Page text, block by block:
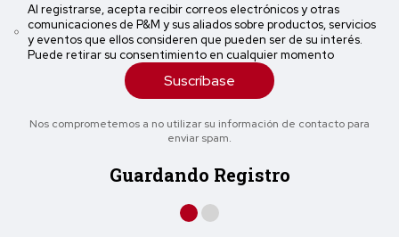
Al registrarse, acepta recibir correos electrónicos y otras
comunicaciones de P&M y sus aliados sobre productos, servicios
y eventos que ellos consideren que pueden ser de su interés.
Puede retirar su consentimiento en cualquier momento
Suscríbase
Nos comprometemos a no utilizar su información de contacto para
enviar spam.
Guardando Registro